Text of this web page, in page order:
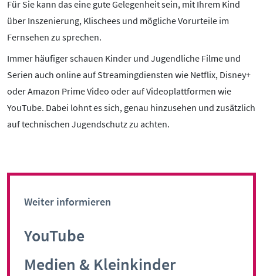
Für Sie kann das eine gute Gelegenheit sein, mit Ihrem Kind
über Inszenierung, Klischees und mögliche Vorurteile im
Fernsehen zu sprechen.
Immer häufiger schauen Kinder und Jugendliche Filme und
Serien auch online auf Streamingdiensten wie Netflix, Disney+
oder Amazon Prime Video oder auf Videoplattformen wie
YouTube. Dabei lohnt es sich, genau hinzusehen und zusätzlich
auf technischen Jugendschutz zu achten.
Weiter informieren
YouTube
Medien & Kleinkinder
Kontakt
Initiative
Partner
Kooperationen
Beirat
BotschafterInnen
Impressum
Online-Game
Presse